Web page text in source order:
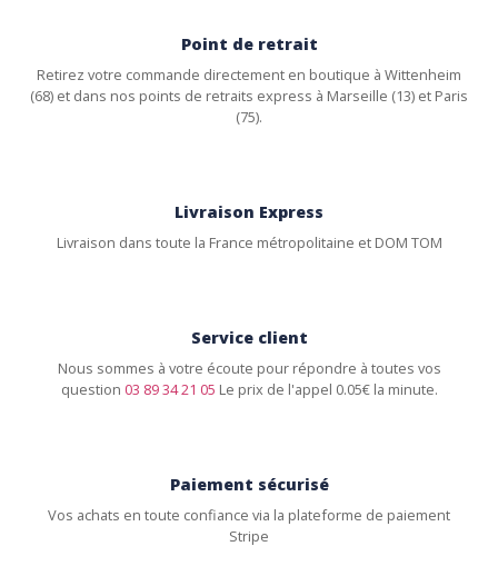
Point de retrait
Retirez votre commande directement en boutique à Wittenheim
(68) et dans nos points de retraits express à Marseille (13) et Paris
(75).
Livraison Express
Livraison dans toute la France métropolitaine et DOM TOM
Service client
Nous sommes à votre écoute pour répondre à toutes vos
question 03 89 34 21 05 Le prix de l'appel 0.05€ la minute.
Paiement sécurisé
Vos achats en toute confiance via la plateforme de paiement
Stripe